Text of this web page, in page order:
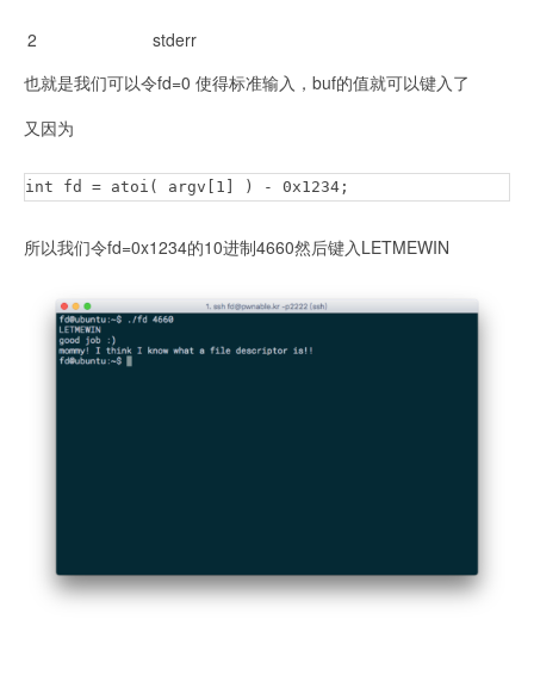
2
stderr
也就是我们可以令fd=0 使得标准输入，buf的值就可以键入了
又因为
int fd = atoi( argv[1] ) - 0x1234;
所以我们令fd=0x1234的10进制4660然后键入LETMEWIN